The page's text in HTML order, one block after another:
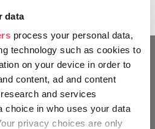
data
process your personal data,
technology such as cookies to
on your device in order to
content, ad and content
and services
choice in who uses your data
privacy choices are only
Poftă bună!